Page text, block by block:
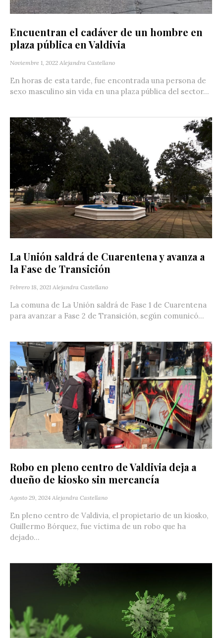
Encuentran el cadáver de un hombre en
plaza pública en Valdivia
Noviembre 1, 2022 Alejandra Castellano
En horas de esta tarde, fue encontrada una persona de
sexo masculino sin vida en una plaza pública del sector...
La Unión saldrá de Cuarentena y avanza a
la Fase de Transición
Febrero 18, 2021 Alejandra Castellano
La comuna de La Unión saldrá de Fase 1 de Cuarentena
para avanzar a Fase 2 de Transición, según comunicó...
Robo en pleno centro de Valdivia deja a
dueño de kiosko sin mercancía
Agosto 29, 2024 Alejandra Castellano
En pleno centro de Valdivia, el propietario de un kiosko,
Guillermo Bórquez, fue víctima de un robo que ha
dejado...